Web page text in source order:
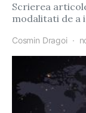
Scrierea
modalitati de a
Cosmin Dragoi